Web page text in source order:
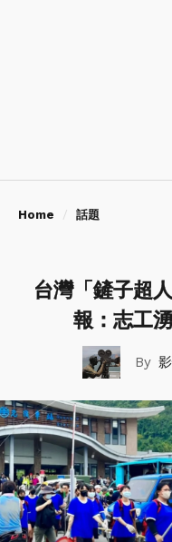
Home 話題
台灣「鏟子超
報：志工